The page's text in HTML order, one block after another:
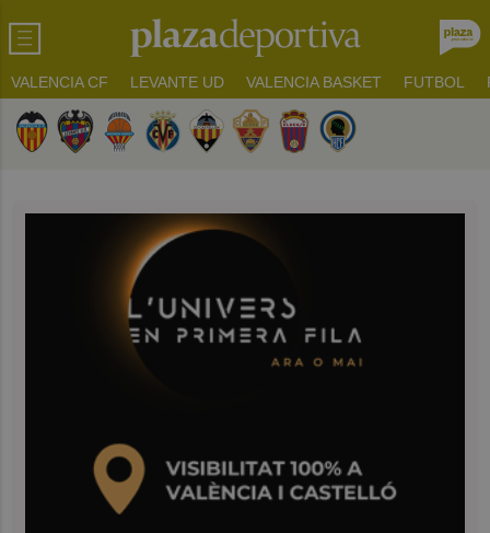
VALENCIA CF LEVANTE UD VALENCIA BASKET FUTBOL